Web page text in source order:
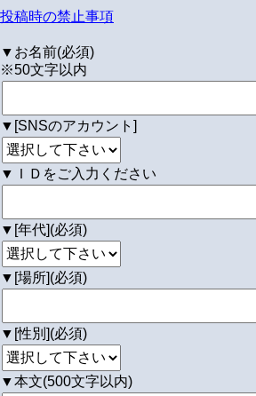
投稿時の禁止事項
▼お名前(必須)
※50文字以内
▼[SNSのアカウント]
▼ＩＤをご入力ください
▼[年代](必須)
▼[場所](必須)
▼[性別](必須)
▼本文(500文字以内)